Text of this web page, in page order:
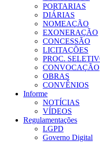
PORTARIAS
DIÁRIAS
NOMEAÇÃO
EXONERAÇÃO
CONCESSÃO
LICITAÇÕES
PROC.
CONVOCAÇÃO
OBRAS
CONVÊNIOS
Informe
NOTÍCIAS
VÍDEOS
Regulamentações
LGPD
Governo Digital